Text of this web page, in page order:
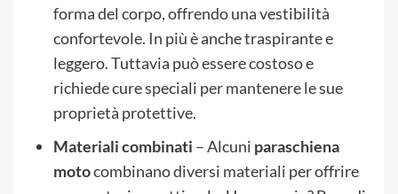
forma del corpo, offrendo una vestibilità
confortevole. In più è anche traspirante e
leggero. Tuttavia può essere costoso e
richiede cure speciali per mantenere le sue
proprietà protettive.
Materiali combinati – Alcuni paraschiena
motocombinano diversi materiali per offrire